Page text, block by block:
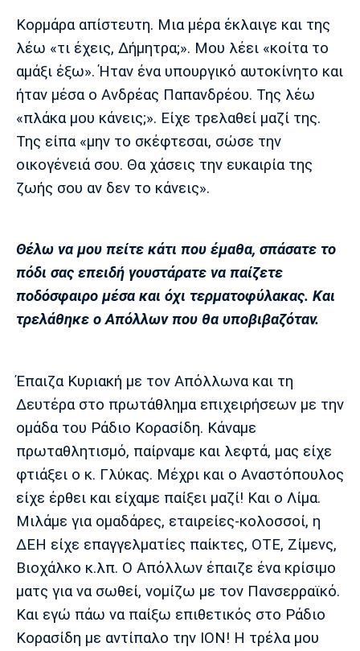
Κορμάρα απίστευτη. Μια μέρα έκλαιγε και της
λέω «τι έχεις, Δήμητρα;». Μου λέει «κοίτα το
αμάξι έξω». Ήταν ένα υπουργικό αυτοκίνητο και
ήταν μέσα ο Ανδρέας Παπανδρέου. Της λέω
«πλάκα μου κάνεις;». Είχε τρελαθεί μαζί της.
Της είπα «μην το σκέφτεσαι, σώσε την
οικογένειά σου. Θα χάσεις την ευκαιρία της
ζωής σου αν δεν το κάνεις».
Θέλω να μου πείτε κάτι που έμαθα, σπάσατε το
πόδι σας επειδή γουστάρατε να παίζετε
ποδόσφαιρο μέσα και όχι τερματοφύλακας. Και
τρελάθηκε ο Απόλλων που θα υποβιβαζόταν.
Έπαιζα Κυριακή με τον Απόλλωνα και τη
Δευτέρα στο πρωτάθλημα επιχειρήσεων με την
ομάδα του Ράδιο Κορασίδη. Κάναμε
πρωταθλητισμό, παίρναμε και λεφτά, μας είχε
φτιάξει ο κ. Γλύκας. Μέχρι και ο Αναστόπουλος
είχε έρθει και είχαμε παίξει μαζί! Και ο Λίμα.
Μιλάμε για ομαδάρες, εταιρείες-κολοσσοί, η
ΔΕΗ είχε επαγγελματίες παίκτες, ΟΤΕ, Ζίμενς,
Βιοχάλκο κ.λπ. Ο Απόλλων έπαιζε ένα κρίσιμο
ματς για να σωθεί, νομίζω με τον Πανσερραϊκό.
Και εγώ πάω να παίξω επιθετικός στο Ράδιο
Κορασίδη με αντίπαλο την ΙΟΝ! Η τρέλα μου